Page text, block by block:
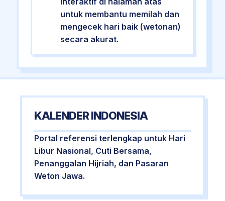
untuk membantu memilah dan
mengecek hari baik (wetonan)
secara akurat.
KALENDER INDONESIA
Portal referensi terlengkap untuk Hari
Libur Nasional, Cuti Bersama,
Penanggalan Hijriah, dan Pasaran
Weton Jawa.